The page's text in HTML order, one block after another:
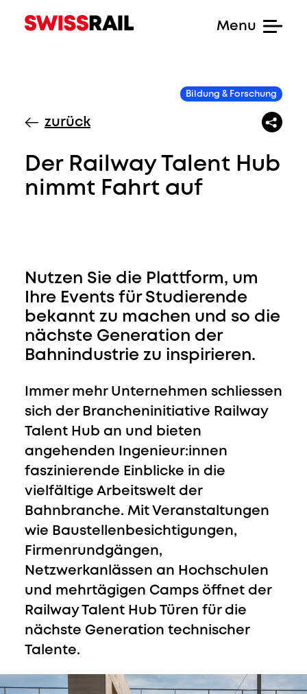
Bildung & Forschung
zurück
Der Railway Talent Hub
nimmt Fahrt auf
Nutzen Sie die Plattform, um
Ihre Events für Studierende
bekannt zu machen und so die
nächste Generation der
Bahnindustrie zu inspirieren.
Immer mehr Unternehmen schliessen
sich der Brancheninitiative Railway
Talent Hub an und bieten
angehenden Ingenieur:innen
faszinierende Einblicke in die
vielfältige Arbeitswelt der
Bahnbranche. Mit Veranstaltungen
wie Baustellenbesichtigungen,
Firmenrundgängen,
Netzwerkanlässen an Hochschulen
und mehrtägigen Camps öffnet der
Railway Talent Hub Türen für die
nächste Generation technischer
Talente.